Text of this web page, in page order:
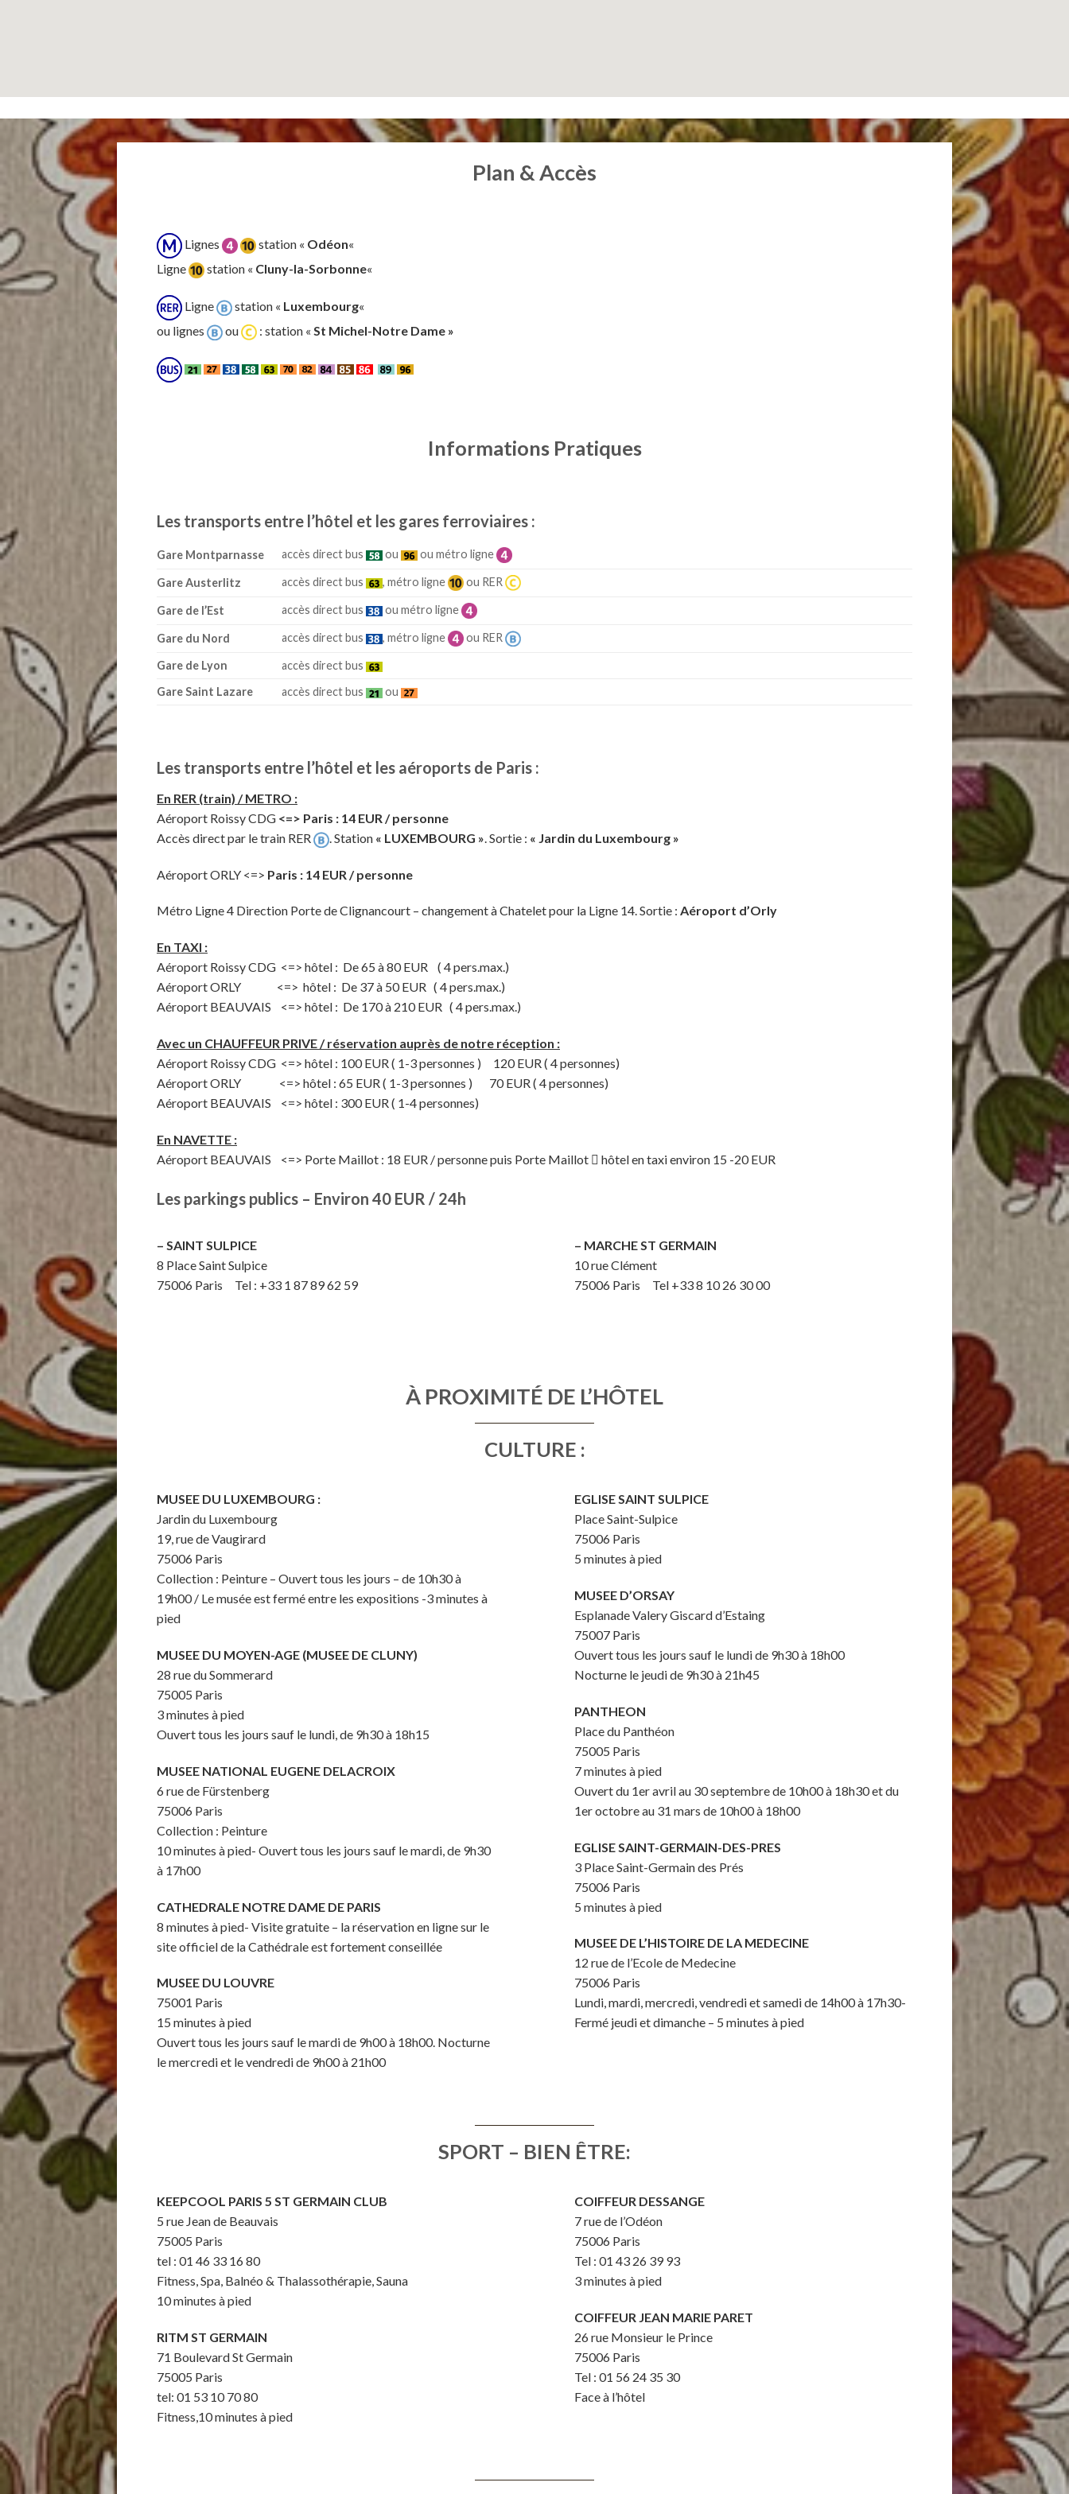
Plan & Accès
Lignes station « Odéon«
Ligne
station « Cluny-la-Sorbonne«
Ligne station « Luxembourg«
ou lignes
ou : station « St Michel-Notre Dame »
Informations Pratiques
Les transports entre l’hôtel et les gares ferroviaires :
Gare Montparnasse accès direct bus ou ou métro ligne
Gare Austerlitz accès direct bus , métro ligne ou RER
Gare de l’Est accès direct bus ou métro ligne
Gare du Nord accès direct bus , métro ligne ou RER
Gare de Lyon
accès direct bus
Gare Saint Lazare
accès direct bus ou
Les transports entre l’hôtel et les aéroports de Paris :
En RER (train) / METRO :
Aéroport Roissy CDG <=> Paris : 14 EUR / personne
Accès direct par le train RER
. Station « LUXEMBOURG » . Sortie : « Jardin du Luxembourg »
Aéroport ORLY <=> Paris : 14 EUR / personne
Métro Ligne 4 Direction Porte de Clignancourt – changement à Chatelet pour la Ligne 14. Sortie : Aéroport d’Orly
En TAXI :
Aéroport Roissy CDG <=> hôtel : De 65 à 80 EUR ( 4 pers​.max.)
Aéroport ORLY <=> hôtel : De 37 à 50 EUR ( 4 pers​.max.)
Aéroport BEAUVAIS <=> hôtel : De 170 à 210 EUR ( 4 pers​.max.)
Avec un CHAUFFEUR PRIVE / réservation auprès de notre réception :
Aéroport Roissy CDG <=> hôtel : 100 EUR ( 1-3 personnes ) 120 EUR ( 4 personnes)
Aéroport ORLY <=> hôtel : 65 EUR ( 1-3 personnes ) 70 EUR ( 4 personnes)
Aéroport BEAUVAIS <=> hôtel : 300 EUR ( 1-4 personnes)
En NAVETTE :
Aéroport BEAUVAIS <=> Porte Maillot : 18 EUR / personne puis Porte Maillot  hôtel en taxi environ 15 -20 EUR
Les parkings publics – Environ 40 EUR / 24h
– SAINT SULPICE
8 Place Saint Sulpice
75006 Paris Tel : +33 1 87 89 62 59
– MARCHE ST GERMAIN
10 rue Clément
75006 Paris Tel +33 8 10 26 30 00
À PROXIMITÉ DE L’HÔTEL
CULTURE :
MUSEE DU LUXEMBOURG :
Jardin du Luxembourg
19, rue de Vaugirard
75006 Paris
Collection : Peinture – Ouvert tous les jours – de 10h30 à
19h00 / Le musée est fermé entre les expositions -3 minutes à
pied
MUSEE DU MOYEN-AGE (MUSEE DE CLUNY)
28 rue du Sommerard
75005 Paris
3 minutes à pied
Ouvert tous les jours sauf le lundi, de 9h30 à 18h15
MUSEE NATIONAL EUGENE DELACROIX
6 rue de Fürstenberg
75006 Paris
Collection : Peinture
10 minutes à pied- Ouvert tous les jours sauf le mardi, de 9h30
à 17h00
CATHEDRALE NOTRE DAME DE PARIS
8 minutes à pied- Visite gratuite – la réservation en ligne sur le
site officiel de la Cathédrale est fortement conseillée
MUSEE DU LOUVRE
75001 Paris
15 minutes à pied
Ouvert tous les jours sauf le mardi de 9h00 à 18h00. Nocturne
le mercredi et le vendredi de 9h00 à 21h00
EGLISE SAINT SULPICE
Place Saint-Sulpice
75006 Paris
5 minutes à pied
MUSEE D’ORSAY
Esplanade Valery Giscard d’Estaing
75007 Paris
Ouvert tous les jours sauf le lundi de 9h30 à 18h00
Nocturne le jeudi de 9h30 à 21h45
PANTHEON
Place du Panthéon
75005 Paris
7 minutes à pied
Ouvert du 1er avril au 30 septembre de 10h00 à 18h30 et du
1er octobre au 31 mars de 10h00 à 18h00
EGLISE SAINT-GERMAIN-DES-PRES
3 Place Saint-Germain des Prés
75006 Paris
5 minutes à pied
MUSEE DE L’HISTOIRE DE LA MEDECINE
12 rue de l’Ecole de Medecine
75006 Paris
Lundi, mardi, mercredi, vendredi et samedi de 14h00 à 17h30-
Fermé jeudi et dimanche – 5 minutes à pied
SPORT – BIEN ÊTRE:
KEEPCOOL PARIS 5 ST GERMAIN CLUB
5 rue Jean de Beauvais
75005 Paris
tel : 01 46 33 16 80
Fitness, Spa, Balnéo & Thalassothérapie, Sauna
10 minutes à pied
RITM ST GERMAIN
71 Boulevard St Germain
75005 Paris
tel: 01 53 10 70 80
Fitness,10 minutes à pied
COIFFEUR DESSANGE
7 rue de l’Odéon
75006 Paris
Tel : 01 43 26 39 93
3 minutes à pied
COIFFEUR JEAN MARIE PARET
26 rue Monsieur le Prince
75006 Paris
Tel : 01 56 24 35 30
Face à l’hôtel